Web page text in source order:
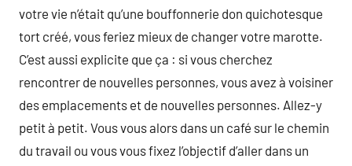
votre vie n’était qu’une bouffonnerie don quichotesque
tort créé, vous feriez mieux de changer votre marotte.
C’est aussi explicite que ça : si vous cherchez
rencontrer de nouvelles personnes, vous avez à voisiner
des emplacements et de nouvelles personnes. Allez-y
petit à petit. Vous vous alors dans un café sur le chemin
du travail ou vous vous fixez l’objectif d’aller dans un